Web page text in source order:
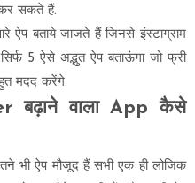
कर सकते हैं.
ऐप बताये जाजते हैं जिनसे इंस्टाग्राम
5 ऐसे अद्भुत ऐप बताऊंगा जो फ्री
मदद करेंगे.
बढ़ाने वाला App कैसे
भी ऐप मौजूद हैं सभी एक ही लोजिक